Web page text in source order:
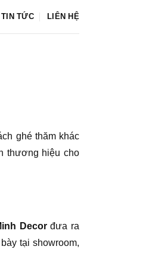
TIN TỨC LIÊN HỆ
ghé thăm khác
thương hiệu cho
Decorđưa ra
tại showroom,